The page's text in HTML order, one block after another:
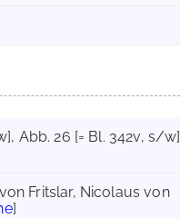
, Abb. 26 [= Bl. 342v, s/w]
Fritslar, Nicolaus von
]